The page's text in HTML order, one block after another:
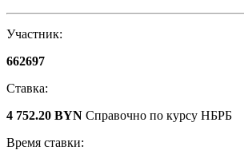
Участник:
662697
Ставка:
4 752.20 BYN Справочно по курсу НБРБ
Время ставки: